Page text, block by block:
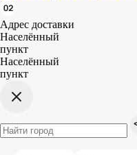
Адрес доставки
Населённый
пункт
Населённый
пункт